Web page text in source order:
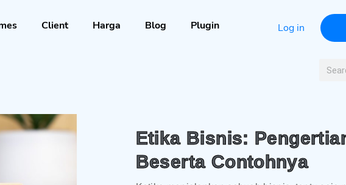
Client Harga Blog Plugin Log in
Etika Bisnis:
Beserta Contohnya